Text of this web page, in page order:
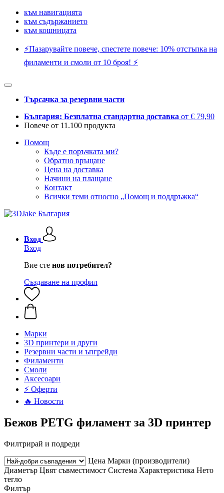
към навигацията
към съдържанието
към кошницата
⚡️Пазарувайте повече, спестете повече: 10% отстъпка на
филаменти и смоли от 10 броя! ⚡️
Търсачка за резервни части
България: Безплатна стандартна доставка от € 79,90
Повече от 11.100 продукта
Помощ
Къде е поръчката ми?
Обратно връщане
Цена на доставка
Начини на плащане
Контакт
Всички теми относно „Помощ и поддръжка“
Вход
Вход
Вие сте нов потребител?
Създаване на профил
Mарки
3D принтери и други
Резервни части и ъпгрейди
Филаменти
Смоли
Аксесоари
⚡ Оферти
🔥 Новости
Бежов PETG филамент за 3D принтер
Филтрирай и подреди
Цена Марки (производители)
Диаметър Цвят съвместимост Система Характеристика Нето
тегло
Филтър